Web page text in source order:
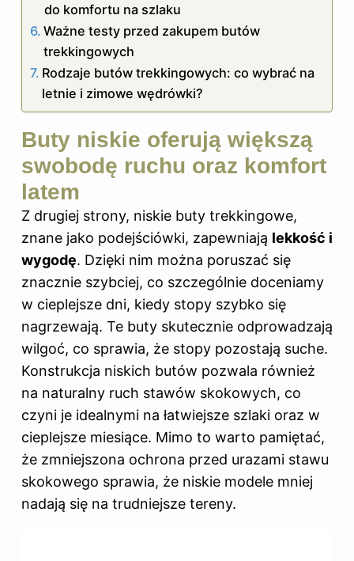
do komfortu na szlaku
Ważne testy przed zakupem butów
trekkingowych
Rodzaje butów trekkingowych: co wybrać na
letnie i zimowe wędrówki?
Buty niskie oferują większą
swobodę ruchu oraz komfort
latem
Z drugiej strony, niskie buty trekkingowe,
znane jako podejściówki, zapewniają lekkość i
wygodę. Dzięki nim można poruszać się
znacznie szybciej, co szczególnie doceniamy
w cieplejsze dni, kiedy stopy szybko się
nagrzewają. Te buty skutecznie odprowadzają
wilgoć, co sprawia, że stopy pozostają suche.
Konstrukcja niskich butów pozwala również
na naturalny ruch stawów skokowych, co
czyni je idealnymi na łatwiejsze szlaki oraz w
cieplejsze miesiące. Mimo to warto pamiętać,
że zmniejszona ochrona przed urazami stawu
skokowego sprawia, że niskie modele mniej
nadają się na trudniejsze tereny.